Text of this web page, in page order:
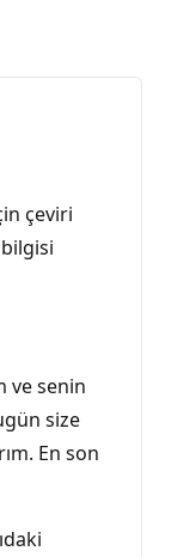
çeviri
ve senin
size
En son